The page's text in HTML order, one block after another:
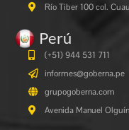
Río Tiber 100 col.
Perú
(+51) 944 531 711
informes@goberna.pe
grupogoberna.com
Avenida Manuel